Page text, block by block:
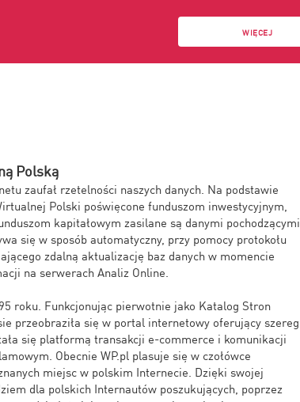
WIĘCEJ
Polską
zaufał rzetelności naszych danych. Na podstawie
Polski poświęcone funduszom inwestycyjnym,
kapitałowym zasilane są danymi pochodzącymi
się w sposób automatyczny, przy pomocy protokołu
zdalną aktualizację baz danych w momencie
na serwerach Analiz Online.
roku. Funkcjonując pierwotnie jako Katalog Stron
przeobraziła się w portal internetowy oferujący szereg
się platformą transakcji e-commerce i komunikacji
Obecnie WP.pl plasuje się w czołówce
miejsc w polskim Internecie. Dzięki swojej
dla polskich Internautów poszukujących, poprzez